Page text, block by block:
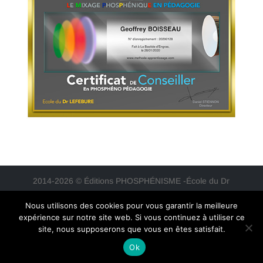
2014-2026 © Éditions PHOSPHÉNISME -École du Dr
PLAN DU SITE|Mentions Légales (RGPD)|Politique
de vie privée| Conditions Générales de Vente|
Conditions d’utilisation|Conditions d'utilisation
des cookies
Nous utilisons des cookies pour vous garantir la meilleure
expérience sur notre site web. Si vous continuez à utiliser ce
site, nous supposerons que vous en êtes satisfait.
Ok